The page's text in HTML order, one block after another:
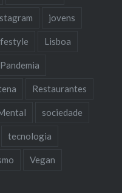
jovens
Lisboa
Pandemia
Restaurantes
sociedade
tecnologia
Vegan